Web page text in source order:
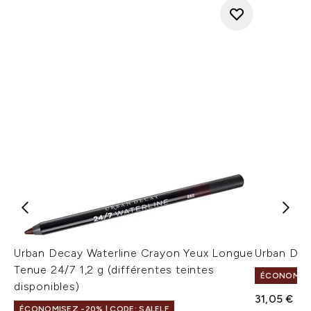
Urban Decay Waterline Crayon Yeux Longue
Tenue 24/7 1,2 g (différentes teintes
disponibles)
ÉCONOMISEZ -20% | CODE: SALELF
Urban
31,05 €